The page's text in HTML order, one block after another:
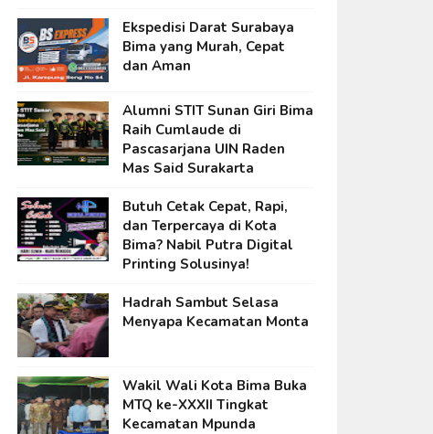
Ekspedisi Darat Surabaya
Bima yang Murah, Cepat
dan Aman
Alumni STIT Sunan Giri Bima
Raih Cumlaude di
Pascasarjana UIN Raden
Mas Said Surakarta
Butuh Cetak Cepat, Rapi,
dan Terpercaya di Kota
Bima? Nabil Putra Digital
Printing Solusinya!
Hadrah Sambut Selasa
Menyapa Kecamatan Monta
Wakil Wali Kota Bima Buka
MTQ ke-XXXII Tingkat
Kecamatan Mpunda